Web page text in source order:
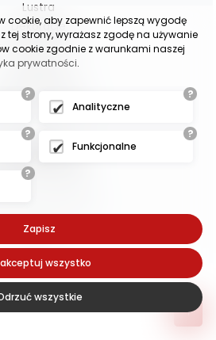
Lustra
Dekoracje
i pledy
Lampy
na wymiar
(c)2025 -
- - - - - - - - -
Exponet
cookie, aby zapewnić lepszą wygodę
tej strony, wyrażasz zgodę na używanie
cookie zgodnie z warunkami naszej
prywatności.
?
?
Analityczne
?
?
Funkcjonalne
?
Zapisz
wszystko
wszystkie